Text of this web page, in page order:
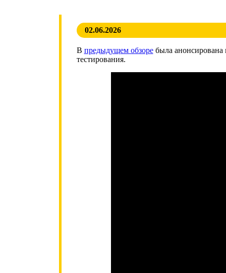
В предыдущем обзоребыла анонсирована
тестирования.
02.06.2026